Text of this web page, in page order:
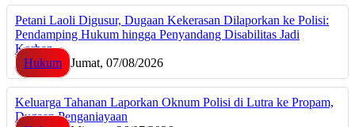
Petani Laoli Digusur, Dugaan Kekerasan Dilaporkan ke Polisi:
Pendamping Hukum hingga Penyandang Disabilitas Jadi
Korban
Hukum
Jumat, 07/08/2026
Keluarga Tahanan Laporkan Oknum Polisi di Lutra ke Propam,
Dugaan Penganiayaan